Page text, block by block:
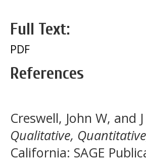
Full Text:
PDF
References
Creswell, John W, and
Qualitative,
California: SAGE